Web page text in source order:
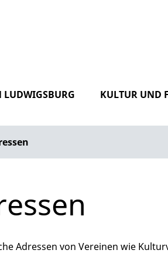
LUDWIGSBURG KULTUR UND
Adressen von Vereinen wie